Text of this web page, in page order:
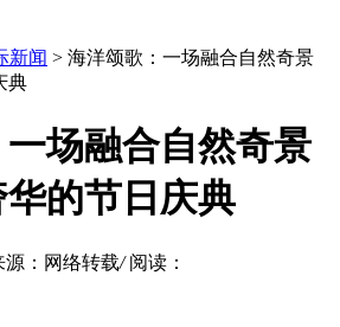
新闻 > 海洋颂歌：一场融合自然奇景
典
场融合自然奇景
的节日庆典
源：网络转载/ 阅读：